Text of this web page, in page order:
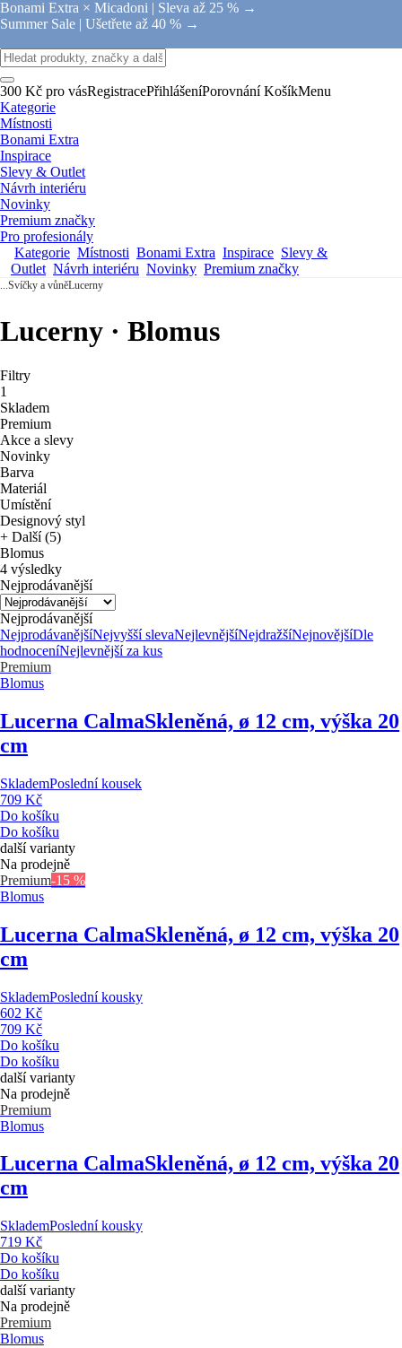
Bonami Extra × Micadoni | Sleva až 25 % →
Summer Sale | Ušetřete až 40 % →
300 Kč pro vásRegistracePřihlášeníPorovnání KošíkMenu
Kategorie
Místnosti
Bonami Extra
Inspirace
Slevy & Outlet
Návrh interiéru
Novinky
Premium značky
Pro profesionály
Kategorie Místnosti Bonami Extra Inspirace Slevy &
Outlet Návrh interiéru Novinky Premium značky
...Svíčky a vůněLucerny
Lucerny · Blomus
Filtry
1
Skladem
Premium
Akce a slevy
Novinky
Barva
Materiál
Umístění
Designový styl
+ Další (5)
Blomus
4 výsledky
Nejprodávanější
Nejprodávanější
NejprodávanějšíNejvyšší slevaNejlevnějšíNejdražšíNejnovějšíDle
hodnoceníNejlevnější za kus
Premium
Blomus
Lucerna CalmaSkleněná, ø 12 cm, výška 20
cm
SklademPoslední kousek
709 Kč
Do košíku
Do košíku
další varianty
Na prodejně
Premium-15 %
Blomus
Lucerna CalmaSkleněná, ø 12 cm, výška 20
cm
SklademPoslední kousky
602 Kč
709 Kč
Do košíku
Do košíku
další varianty
Na prodejně
Premium
Blomus
Lucerna CalmaSkleněná, ø 12 cm, výška 20
cm
SklademPoslední kousky
719 Kč
Do košíku
Do košíku
další varianty
Na prodejně
Premium
Blomus